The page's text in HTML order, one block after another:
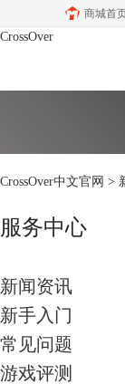
商城首
CrossOver
CrossOver中文官网 >
服务中心
新闻资讯
新手入门
常见问题
游戏评测